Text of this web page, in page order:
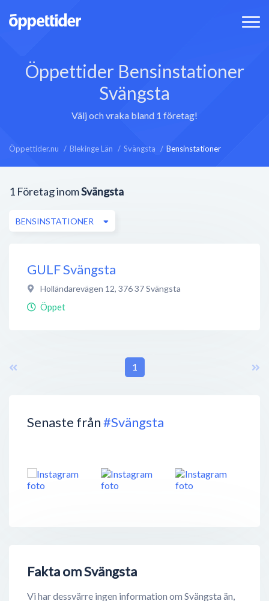
Öppettider Bensinstationer
Svängsta
Välj och vraka bland 1 företag!
Öppettider.nu Blekinge Län Svängsta Bensinstationer
Senaste från#Svängsta
Fakta om Svängsta
Vi har dessvärre ingen information om Svängsta än,
1 Företag inomSvängsta
BENSINSTATIONER
GULF Svängsta
Holländarevägen 12, 376 37Svängsta
Öppet
1